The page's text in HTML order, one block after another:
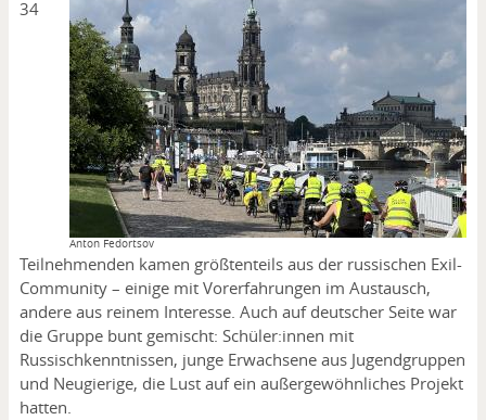
Copyright
Anton Fedortsov
34
Teilnehmenden kamen größtenteils aus der russischen Exil-
Community – einige mit Vorerfahrungen im Austausch,
andere aus reinem Interesse. Auch auf deutscher Seite war
die Gruppe bunt gemischt: Schüler:innen mit
Russischkenntnissen, junge Erwachsene aus Jugendgruppen
und Neugierige, die Lust auf ein außergewöhnliches Projekt
hatten.